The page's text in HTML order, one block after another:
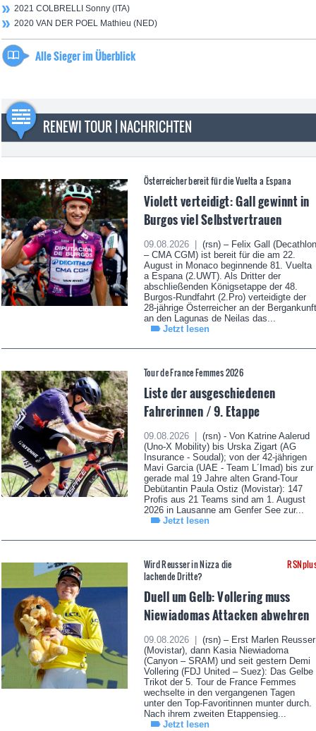
2021 COLBRELLI Sonny (ITA)
2020 VAN DER POEL Mathieu (NED)
Alle Sieger im Überblick
RENEWI TOUR | NACHRICHTEN
Österreicher bereit für die Vuelta a Espana
Violett verteidigt: Gall gewinnt in
Burgos viel Selbstvertrauen
09.08.2026 |
(rsn) – Felix Gall (Decathlon
– CMA CGM) ist bereit für die am 22.
August in Monaco beginnende 81. Vuelta
a Espana (2.UWT). Als Dritter der
abschließenden Königsetappe der 48.
Burgos-Rundfahrt (2.Pro) verteidigte der
28-jährige Österreicher an der Bergankunft
an den Lagunas de Neilas das...
Jetzt lesen
Tour de France Femmes 2026
Liste der ausgeschiedenen
Fahrerinnen / 9. Etappe
09.08.2026 |
(rsn) - Von Katrine Aalerud
(Uno-X Mobility) bis Urska Zigart (AG
Insurance - Soudal); von der 42-jährigen
Mavi Garcia (UAE - Team L´Imad) bis zur
gerade mal 19 Jahre alten Grand-Tour
Debütantin Paula Ostiz (Movistar): 147
Profis aus 21 Teams sind am 1. August
2026 in Lausanne am Genfer See zur...
Jetzt lesen
Wird Reusser in Nizza die
lachende Dritte?
Duell um Gelb: Vollering muss
Niewiadomas Attacken abwehren
09.08.2026 |
(rsn) – Erst Marlen Reusser
(Movistar), dann Kasia Niewiadoma
(Canyon – SRAM) und seit gestern Demi
Vollering (FDJ United – Suez): Das Gelbe
Trikot der 5. Tour de France Femmes
wechselte in den vergangenen Tagen
unter den Top-Favoritinnen munter durch.
Nach ihrem zweiten Etappensieg...
Jetzt lesen